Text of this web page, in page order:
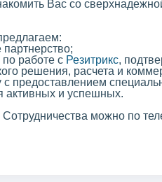
Вас со
работе с Резитрикс,
решения, расчета и
предоставлением
активных и успешных.
Сотрудничества можно по